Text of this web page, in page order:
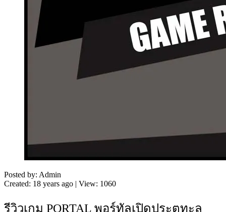
Posted by: Admin
Created: 18 years ago | View: 1060
รีวิวเกม PORTAL พอร์ทัลเปิดประตูทะลุ